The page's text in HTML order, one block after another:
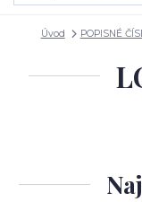
Úvod POPISNÉ